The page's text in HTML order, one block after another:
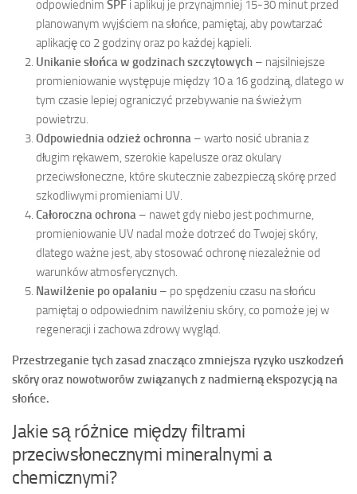
odpowiednim SPF i aplikuj je przynajmniej 15-30 minut przed
planowanym wyjściem na słońce, pamiętaj, aby powtarzać
aplikację co 2 godziny oraz po każdej kąpieli.
Unikanie słońca w godzinach szczytowych – najsilniejsze
promieniowanie występuje między 10 a 16 godziną, dlatego w
tym czasie lepiej ograniczyć przebywanie na świeżym
powietrzu.
Odpowiednia odzież ochronna – warto nosić ubrania z
długim rękawem, szerokie kapelusze oraz okulary
przeciwsłoneczne, które skutecznie zabezpieczą skórę przed
szkodliwymi promieniami UV.
Całoroczna ochrona – nawet gdy niebo jest pochmurne,
promieniowanie UV nadal może dotrzeć do Twojej skóry,
dlatego ważne jest, aby stosować ochronę niezależnie od
warunków atmosferycznych.
Nawilżenie po opalaniu – po spędzeniu czasu na słońcu
pamiętaj o odpowiednim nawilżeniu skóry, co pomoże jej w
regeneracji i zachowa zdrowy wygląd.
Przestrzeganie tych zasad znacząco zmniejsza ryzyko uszkodzeń
skóry oraz nowotworów związanych z nadmierną ekspozycją na
słońce.
Jakie są różnice między filtrami
przeciwsłonecznymi mineralnymi a
chemicznymi?